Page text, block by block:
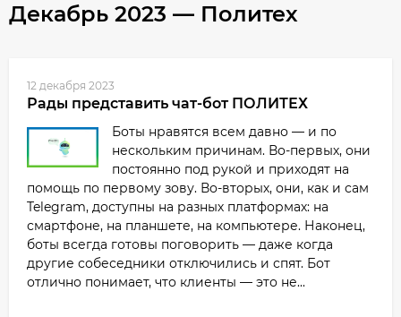
Декабрь 2023 — Политех
12 декабря 2023
Рады представить чат-бот ПОЛИТЕХ
Боты нравятся всем давно — и по
нескольким причинам. Во-первых, они
постоянно под рукой и приходят на
помощь по первому зову. Во-вторых, они, как и сам
Telegram, доступны на разных платформах: на
смартфоне, на планшете, на компьютере. Наконец,
боты всегда готовы поговорить — даже когда
другие собеседники отключились и спят. Бот
отлично понимает, что клиенты — это не...